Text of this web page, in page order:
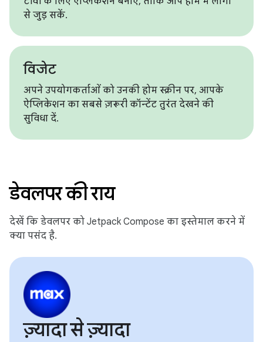
से जुड़ सकें.
विजेट
अपने उपयोगकर्ताओं को उनकी होम स्क्रीन पर, आपके
ऐप्लिकेशन का सबसे ज़रूरी कॉन्टेंट तुरंत देखने की
सुविधा दें.
डेवलपर की राय
देखें कि डेवलपर को Jetpack Compose का इस्तेमाल करने में
क्या पसंद है.
ज़्यादा से ज़्यादा